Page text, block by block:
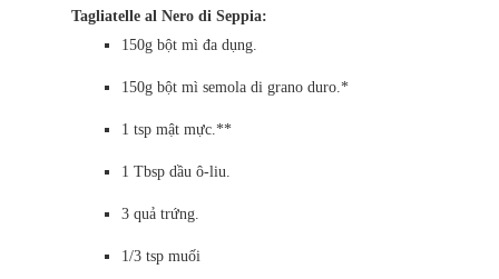
Tagliatelle al Nero di Seppia:
150g bột mì đa dụng.
150g bột mì semola di grano duro.*
1 tsp mật mực.**
1 Tbsp dầu ô-liu.
3 quả trứng.
1/3 tsp muối